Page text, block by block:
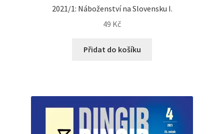
2021/1: Náboženství na Slovensku I.
49 Kč
Přidat do košíku